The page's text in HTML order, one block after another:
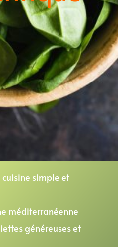
cuisine simple et
méditerranéenne
généreuses et